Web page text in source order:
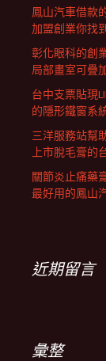
鳳山汽車借款
加盟創業你找
彰化眼科的創
局部畫室可疊
台中支票貼現
的隱形鐵窗系
三洋服務站幫
上市脫毛膏的
關節炎止痛藥
最好用的鳳山
近期留言
彙整